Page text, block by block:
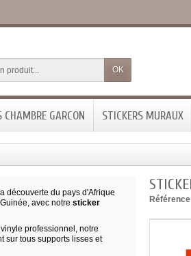
OK
CHAMBRE GARCON STICKERS MURAUX
découverte du pays d'Afrique
avec notresticker
professionnel, notre
sur tous supports lisses et